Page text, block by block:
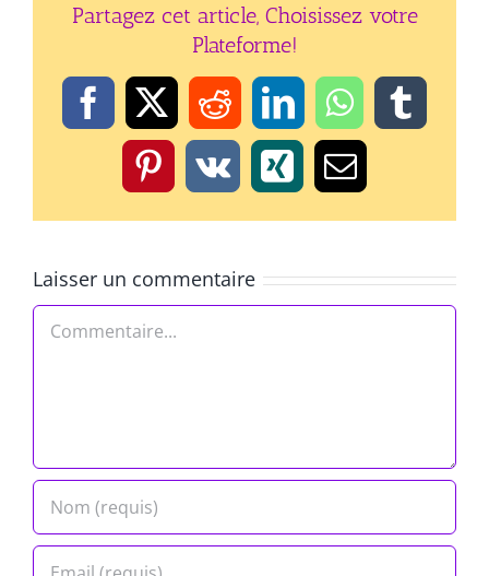
Partagez cet article, Choisissez votre
Plateforme!
Facebook
X RedditLinkedInWhatsApp
Pinterest
Vk XingEmail
Laisser un commentaire
Commentaire